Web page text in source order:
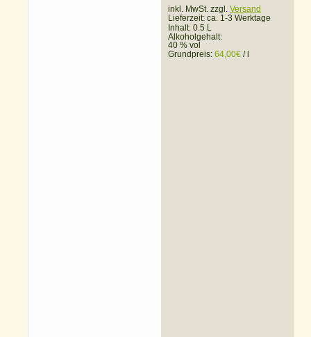
inkl. MwSt. zzgl. Versand
Lieferzeit: ca. 1-3 Werktage
Inhalt: 0.5 L
Alkoholgehalt:
40 % vol
Grundpreis: 64,00€ /